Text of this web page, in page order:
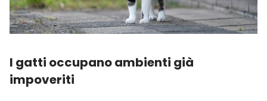
I gatti occupano ambienti già
impoveriti